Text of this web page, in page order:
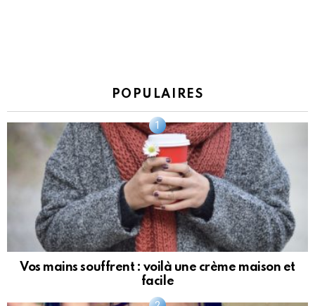
POPULAIRES
Vos mains souffrent : voilà une crème maison et
facile